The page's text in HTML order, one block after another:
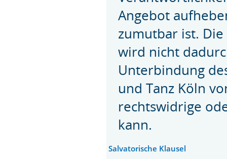
Angebot
zumutbar ist.
wird nicht
Unterbindung
und Tanz Köln
rechtswidrige
kann.
Salvatorische Klausel